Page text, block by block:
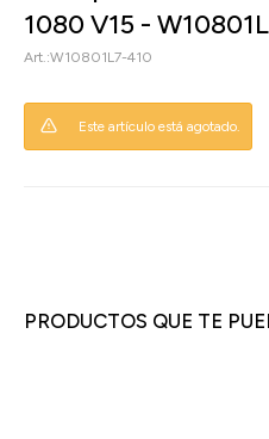
1080 V15 -
W10801L7-410
Este artículo está agotado.
PRODUCTOS QUE TE